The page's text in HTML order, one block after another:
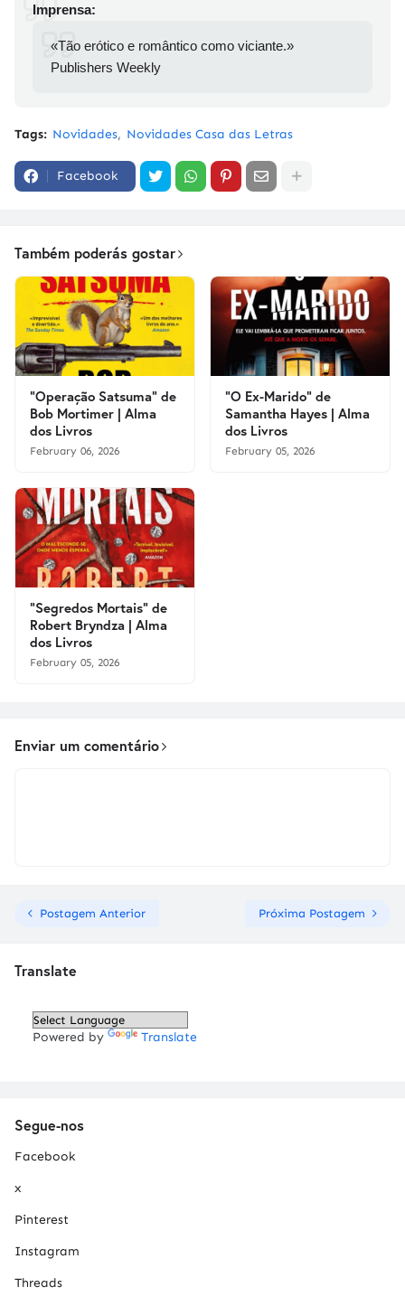
Imprensa:
«Tão erótico e romântico como viciante.»
Publishers Weekly
Tags: Novidades Novidades Casa das Letras
Facebook
Também poderás gostar
"Operação Satsuma" de
Bob Mortimer | Alma
dos Livros
February 06, 2026
"O Ex-Marido" de
Samantha Hayes | Alma
dos Livros
February 05, 2026
"Segredos Mortais" de
Robert Bryndza | Alma
dos Livros
February 05, 2026
Enviar um comentário
Postagem Anterior Próxima Postagem
Translate
Powered by Translate
Segue-nos
Facebook
x
Pinterest
Instagram
Threads